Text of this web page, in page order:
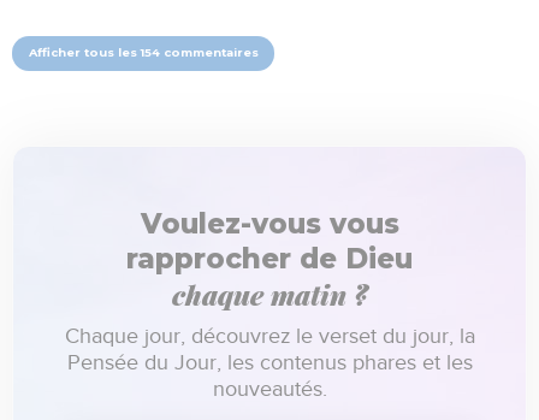
Afficher tous les 154 commentaires
Voulez-vous vous
rapprocher de Dieu
chaque matin ?
Chaque jour, découvrez le verset du jour, la
Pensée du Jour, les contenus phares et les
nouveautés.